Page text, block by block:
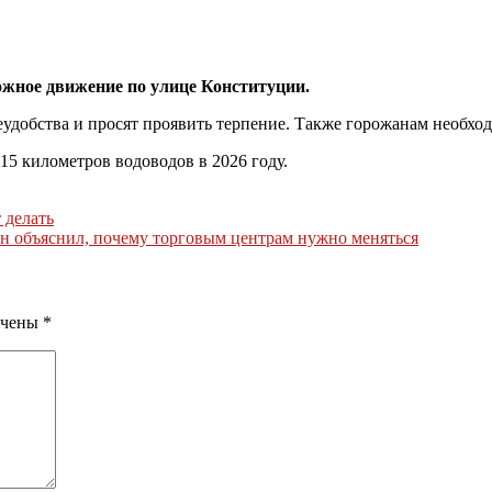
движение по улице Конституции.
и просят проявить терпение. Также горожанам
километров водоводов в 2026 году.
объяснил, почему торговым центрам нужно меняться
*